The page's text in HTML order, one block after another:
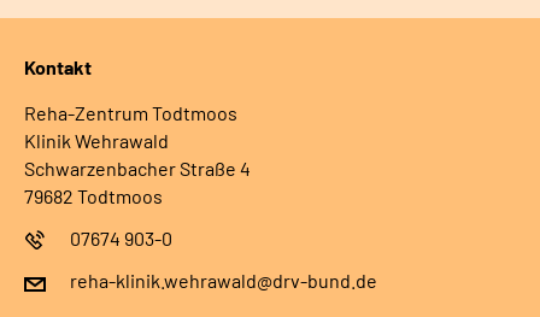
Kontakt
Reha-Zentrum Todtmoos
Klinik Wehrawald
Schwarzenbacher Straße 4
79682 Todtmoos
07674 903-0
reha-klinik.wehrawald@drv-bund.de